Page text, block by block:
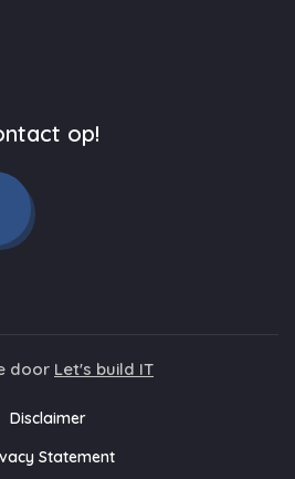
op!
door Let's build IT
Disclaimer
Statement